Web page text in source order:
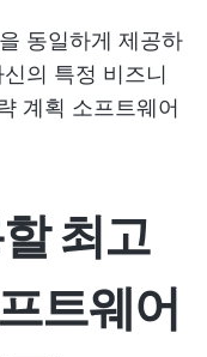
동일하게 제공하
의 특정 비즈니
계획 소프트웨어
최고
트웨어